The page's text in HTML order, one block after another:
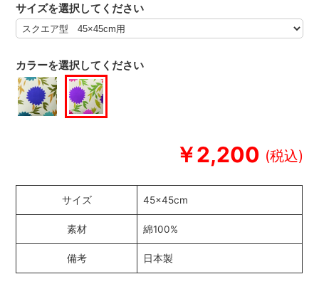
￥2,200
カラーを選択してください
サイズを選択してください
サイズ 45×45cm
素材 綿100%
備考 日本製